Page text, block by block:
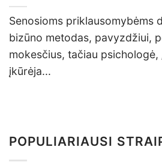
Senosioms priklausomybėms
bizūno metodas, pavyzdžiui,
mokesčius, tačiau psichologė,
įkūrėja...
POPULIARIAUSI